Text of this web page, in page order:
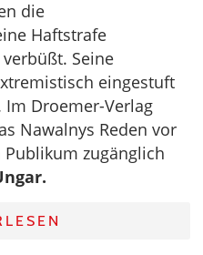
die
Haftstrafe
Seine
eingestuft
Droemer-Verlag
Nawalnys Reden vor
zugänglich